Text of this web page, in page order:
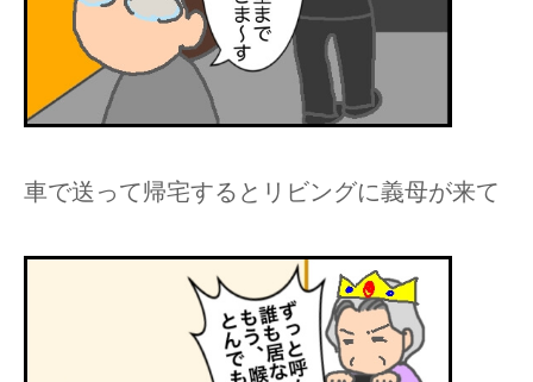
車で送って帰宅するとリビングに義母が来て